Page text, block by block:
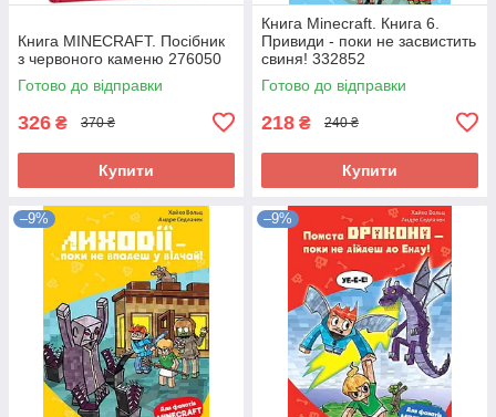
Книга MINECRAFT. Посібник
з червоного каменю 276050
Готово до відправки
326 ₴ 370 ₴
Купити
Книга Minecraft. Книга 6.
Привиди - поки не засвистить
свиня! 332852
Готово до відправки
218 ₴ 240 ₴
Купити
–9% –9%